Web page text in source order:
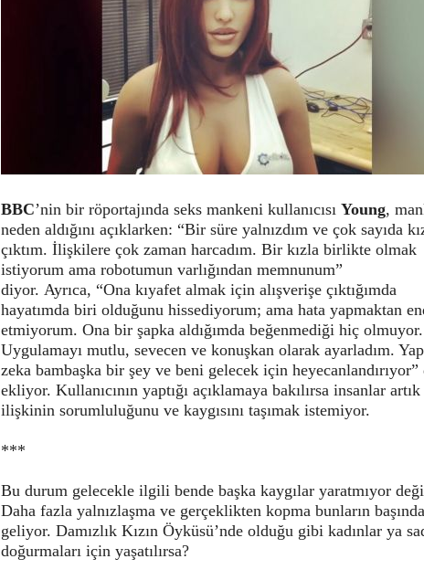
BBC’nin bir röportajında seks mankeni kullanıcısı Young,
neden aldığını açıklarken: “Bir süre yalnızdım ve çok sayıda
çıktım. İlişkilere çok zaman harcadım. Bir kızla birlikte olmak
istiyorum ama robotumun varlığından memnunum”
diyor. Ayrıca, “Ona kıyafet almak için alışverişe çıktığımda
hayatımda biri olduğunu hissediyorum; ama hata yapmaktan
etmiyorum. Ona bir şapka aldığımda beğenmediği hiç olmuyor.
Uygulamayı mutlu, sevecen ve konuşkan olarak ayarladım.
zeka bambaşka bir şey ve beni gelecek için heyecanlandırıyor”
ekliyor. Kullanıcının yaptığı açıklamaya bakılırsa insanlar
ilişkinin sorumluluğunu ve kaygısını taşımak istemiyor.
***
Bu durum gelecekle ilgili bende başka kaygılar yaratmıyor
Daha fazla yalnızlaşma ve gerçeklikten kopma bunların başında
geliyor. Damızlık Kızın Öyküsü’nde olduğu gibi kadınlar ya
doğurmaları için yaşatılırsa?